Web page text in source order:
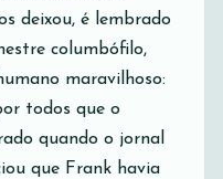
deixou, é lembrado
columbófilo,
maravilhoso:
todos que o
quando o jornal
que Frank havia